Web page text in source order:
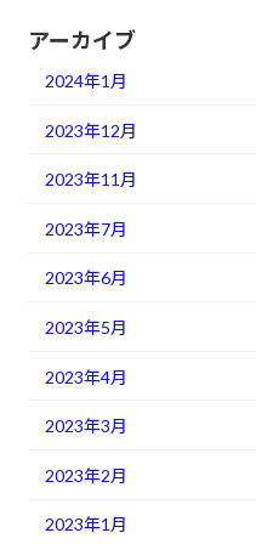
アーカイブ
2024年1月
2023年12月
2023年11月
2023年7月
2023年6月
2023年5月
2023年4月
2023年3月
2023年2月
2023年1月